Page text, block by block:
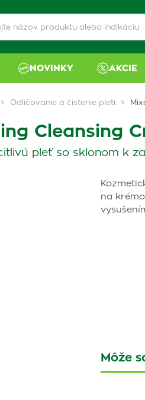
NOVINKY AKCIE
Odličovanie a čistenie pleti
Cleansing
pleť so sklonom k
na
Môže